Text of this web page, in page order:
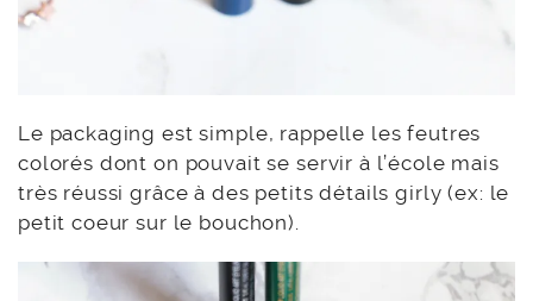
Le packaging est simple, rappelle les feutres
colorés dont on pouvait se servir à l’école mais
très réussi grâce à des petits détails girly (ex: le
petit coeur sur le bouchon).